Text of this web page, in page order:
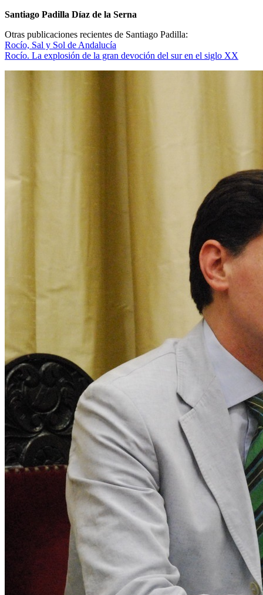
Santiago Padilla Díaz de la Serna
Otras publicaciones recientes de Santiago Padilla:
Rocío, Sal y Sol de Andalucía
Rocío. La explosión de la gran devoción del sur en el siglo XX